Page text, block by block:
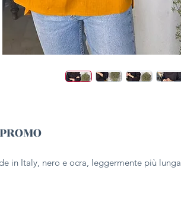
in Italy, nero e ocra, leggermente più lunga